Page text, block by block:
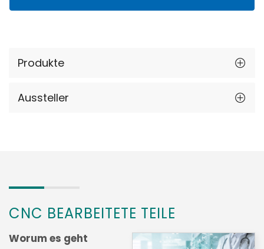
Produkte
Aussteller
CNC BEARBEITETE TEILE
Worum es geht